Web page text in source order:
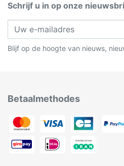
Schrijf u in op onze
Blijf op de hoogte van nieuws,
Betaalmethodes